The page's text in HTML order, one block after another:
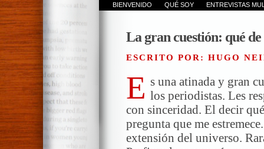
BIENVENIDO QUÉ SOY ENTREVISTAS
La gran cuestión: qué
ESCRITO POR: HUGO
E s una atinada y gran
los periodistas. Les
con sinceridad. El decir
pregunta que me
extensión del universo.